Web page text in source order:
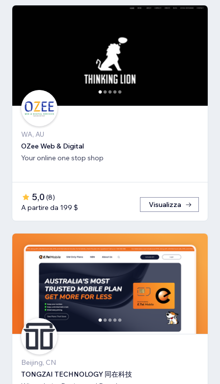
WA, AU
OZee Web & Digital
Your online one stop shop
5,0 (8)
A partire da 199 $
Visualizza
Beijing, CN
TONGZAI TECHNOLOGY 同在科技